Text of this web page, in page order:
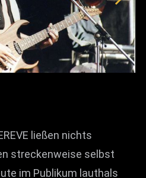
ließen nichts
streckenweise selbst
im Publikum lauthals